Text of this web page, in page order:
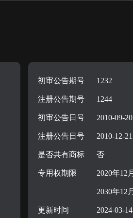
初审公告期号 1232
注册公告期号 1244
初审公告日号 2010-09-20
注册公告日号 2010-12-21
是否共有商标 否
专用权期限 2020年12
2030年12
更新时间 2024-03-14